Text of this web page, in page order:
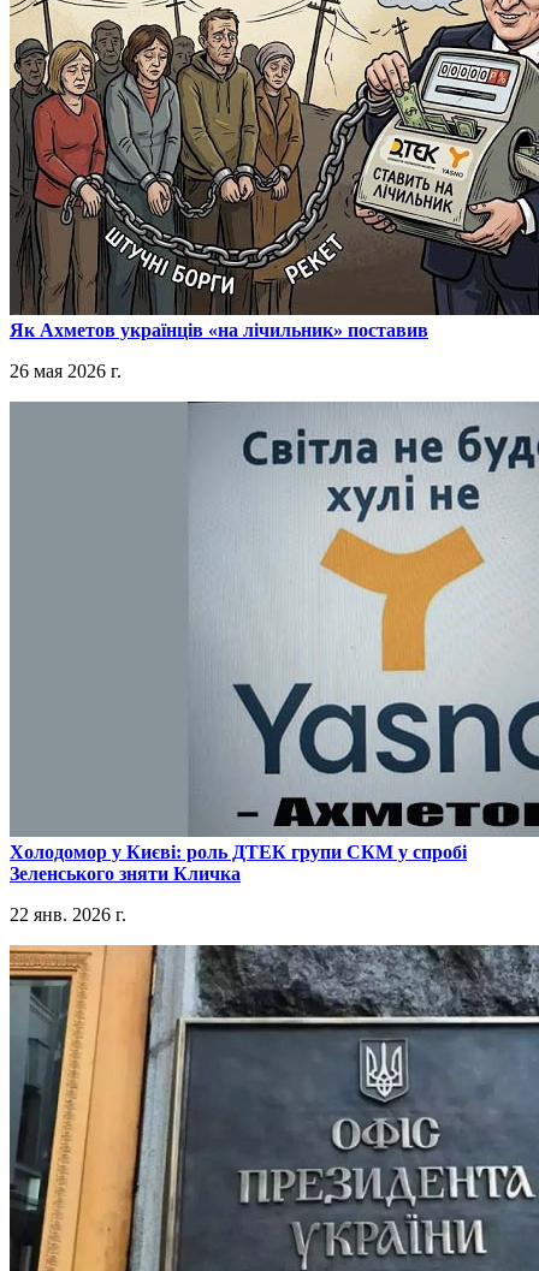
​Як Ахметов українців «на лічильник» поставив
26 мая 2026 г.
​Холодомор у Києві: роль ДТЕК групи СКМ у спробі
Зеленського зняти Кличка
22 янв. 2026 г.